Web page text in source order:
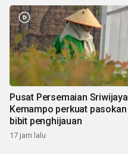
Pusat Persemaian Sriwijaya
Kemampo perkuat pasokan
bibit penghijauan
17 jam lalu